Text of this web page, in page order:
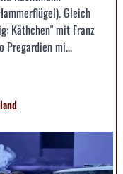
Gleich
Käthchen" mit Franz
Pregardien mi...